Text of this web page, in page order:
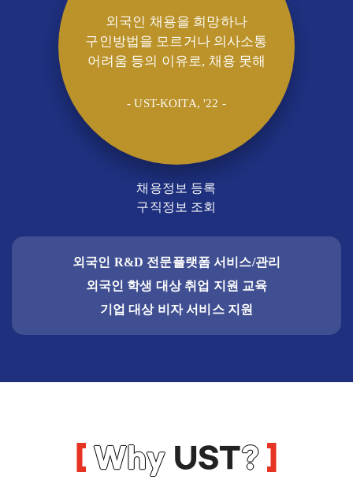
외국인 채용을 희망하나
구인방법을 모르거나 의사소통
어려움 등의 이유로, 채용 못해
- UST-KOITA, '22 -
채용정보 등록
구직정보 조회
외국인 R&D 전문플랫폼 서비스/관리
외국인 학생 대상 취업 지원 교육
기업 대상 비자 서비스 지원
Why UST?